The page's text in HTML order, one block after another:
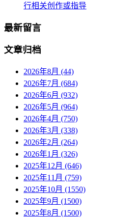
行相关创作或指导
最新留言
文章归档
2026年8月 (44)
2026年7月 (684)
2026年6月 (932)
2026年5月 (964)
2026年4月 (750)
2026年3月 (338)
2026年2月 (264)
2026年1月 (326)
2025年12月 (646)
2025年11月 (759)
2025年10月 (1550)
2025年9月 (1500)
2025年8月 (1500)